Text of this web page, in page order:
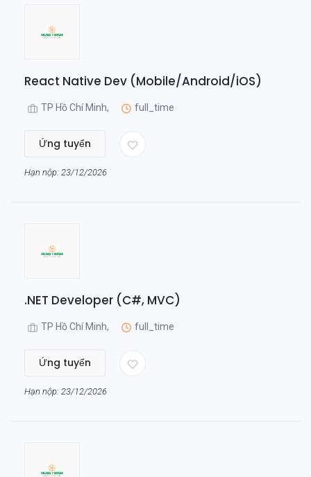
React Native Dev (Mobile/Android/iOS)
TP Hồ Chí Minh, full_time
Ứng tuyển
Hạn nộp: 23/12/2026
.NET Developer (C#, MVC)
TP Hồ Chí Minh, full_time
Ứng tuyển
Hạn nộp: 23/12/2026